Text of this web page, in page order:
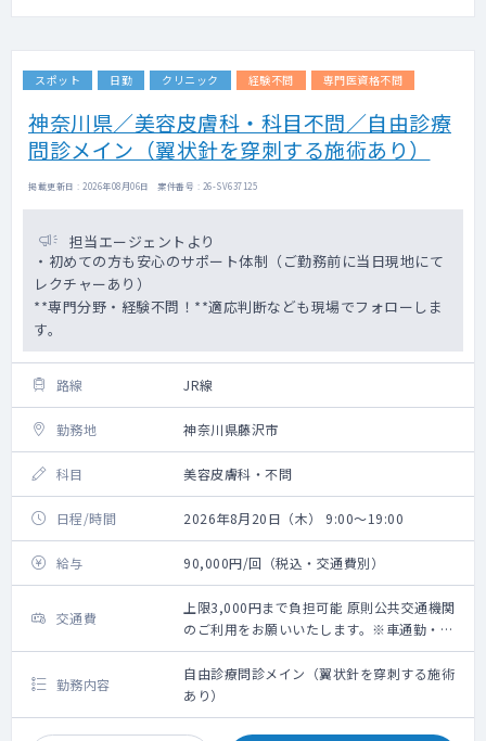
スポット 日勤 クリニック 経験不問 専門医資格不問
神奈川県／美容皮膚科・科目不問／自由診療
問診メイン（翼状針を穿刺する施術あり）
掲載更新日 : 2026年08月06日 案件番号 : 26-SV637125
担当エージェントより
・初めての方も安心のサポート体制（ご勤務前に当日現地にて
レクチャーあり）
**専門分野・経験不問！**適応判断なども現場でフォローしま
す。
路線 JR線
勤務地 神奈川県藤沢市
科目 美容皮膚科・不問
日程/時間 2026年8月20日（木） 9:00～19:00
給与 90,000円/回（税込・交通費別）
交通費
上限3,000円まで負担可能 原則公共交通機関
のご利用をお願いいたします。※車通勤・タ
クシー利用要相談
勤務内容
自由診療問診メイン（翼状針を穿刺する施術
あり）